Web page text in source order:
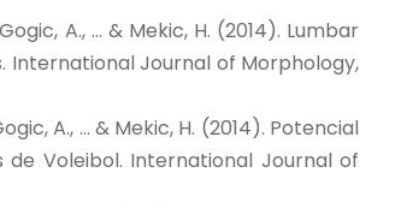
A., … & Mekic, H. (2014). Lumbar
Journal of Morphology,
A., … & Mekic, H. (2014). Potencial
de Voleibol. International Journal of